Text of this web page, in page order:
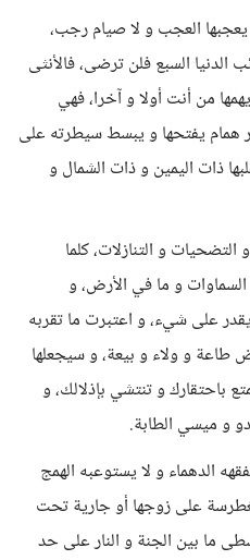
العجب و لا صيام رجب،
السبع فلن ترضى، فالأنثى
من أنت أولا و آخرا، فهي
همام يفتحها و يبسط سيطرته على
ذات اليمين و ذات الشمال و
التضحيات و التنازلات، كلما
السماوات و ما في الأرض، و
على شيء، و اعتبرت ما تقربه
طاعة و ولاء و بيعة، و سيجعلها
باحتقارك و تنتشي بإذلالك، و
و ميسي الطابة.
الدهماء و لا يستوعبه الهمج
على زوجها أو جارية تحت
ما بين الجنة و النار على حد